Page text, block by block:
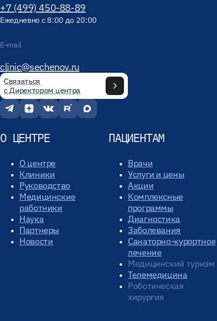
+7 (499) 450-88-89
Ежедневно с 8:00 до 20:00
E-mail
clinic@sechenov.ru
Связаться
с Директором центра
О ЦЕНТРЕ
О центре
Клиники
Руководство
Медицинские
работники
Наука
Партнеры
Новости
ПАЦИЕНТАМ
Врачи
Услуги и цены
Акции
Комплексные
программы
Диагностика
Заболевания
Санаторно-курортное
лечение
Медицинский туризм
Телемедицина
Роботическая
хирургия